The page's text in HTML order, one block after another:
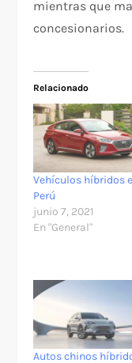
mientras que
concesionarios.
Relacionado
Vehículos híbridos
Perú
junio 7, 2021
En "General"
Autos chinos